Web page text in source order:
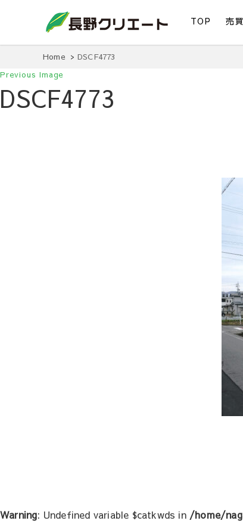
長野クリエート
TOP 売
Home DSCF4773
Previous Image
DSCF4773
ー
Warning: Undefined variable $catkwds in /home/